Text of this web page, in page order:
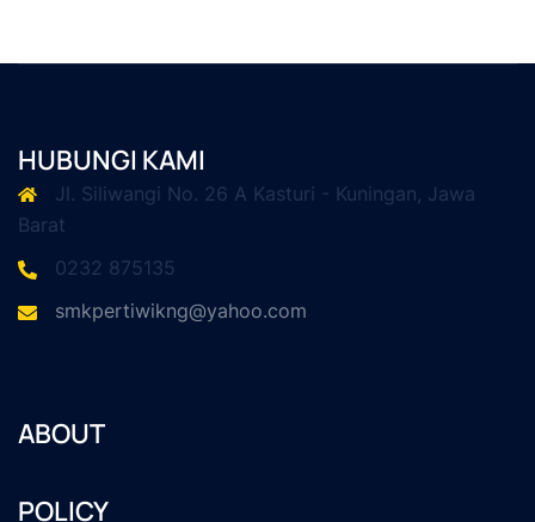
HUBUNGI KAMI
Jl. Siliwangi No. 26 A Kasturi - Kuningan, Jawa
Barat
0232 875135
smkpertiwikng@yahoo.com
ABOUT
POLICY